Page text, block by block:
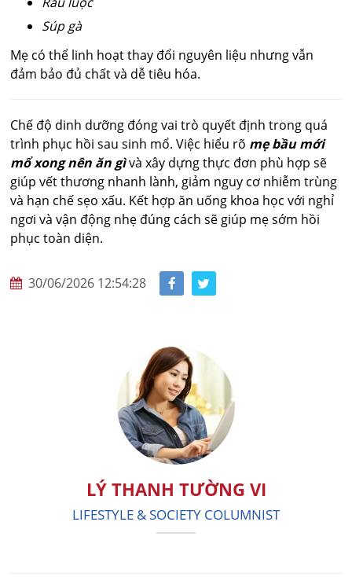
Súp gà
Mẹ có thể linh hoạt thay đổi nguyên liệu nhưng vẫn
đảm bảo đủ chất và dễ tiêu hóa.
Chế độ dinh dưỡng đóng vai trò quyết định trong quá
trình phục hồi sau sinh mổ. Việc hiểu rõ mẹ bầu mới
mổ xong nên ăn gìvà xây dựng thực đơn phù hợp sẽ
giúp vết thương nhanh lành, giảm nguy cơ nhiễm trùng
và hạn chế sẹo xấu. Kết hợp ăn uống khoa học với nghỉ
ngơi và vận động nhẹ đúng cách sẽ giúp mẹ sớm hồi
phục toàn diện.
30/06/2026 12:54:28
LÝ THANH TƯỜNG VI
LIFESTYLE & SOCIETY COLUMNIST